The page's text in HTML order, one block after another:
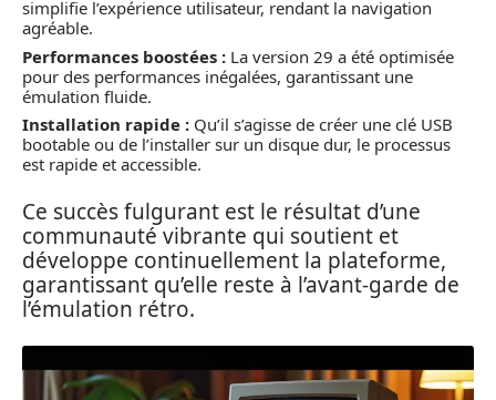
simplifie l’expérience utilisateur, rendant la navigation
agréable.
Performances boostées : La version 29 a été optimisée
pour des performances inégalées, garantissant une
émulation fluide.
Installation rapide : Qu’il s’agisse de créer une clé USB
bootable ou de l’installer sur un disque dur, le processus
est rapide et accessible.
Ce succès fulgurant est le résultat d’une
communauté vibrante qui soutient et
développe continuellement la plateforme,
garantissant qu’elle reste à l’avant-garde de
l’émulation rétro.